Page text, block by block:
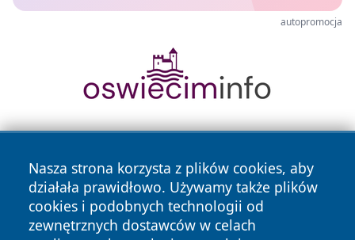
autopromocja
Nasza strona korzysta z plików cookies, aby
działała prawidłowo. Używamy także plików
cookies i podobnych technologii od
zewnętrznych dostawców w celach
Copyright © 2026 dabrowski24.pl Wszystkie prawa